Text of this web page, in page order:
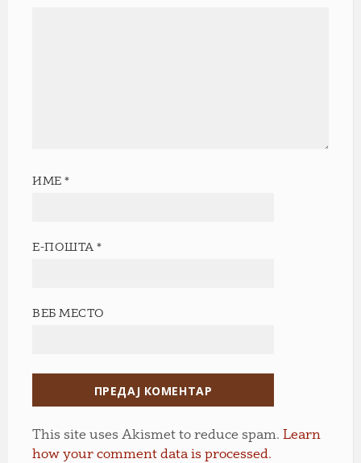
ИМЕ*
Е-ПОШТА*
ВЕБ МЕСТО
This site uses Akismet to reduce spam. Learn
how your comment data is processed.